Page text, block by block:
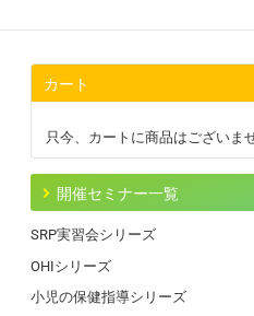
カート
只今、カートに商品はございま
開催セミナー一覧
SRP実習会シリーズ
OHIシリーズ
小児の保健指導シリーズ